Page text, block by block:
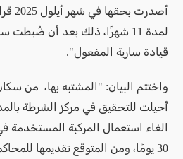
أصدرت
لمدة 11 شهرًا، ذلك بعد أن
قيادة سارية المفعول".
أُحيلت للتحقيق في مركز الشرطة
الغاء استعمال المركبة المستخدمة
30 يومًا، ومن المتوقع تقديمها